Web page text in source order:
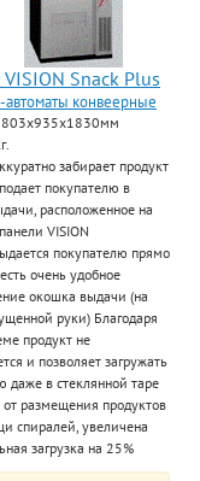
Snack Plus
автоматы конвеерные
803x935x1830мм
забирает продукт
покупателю в
расположенное на
VISION
покупателю прямо
очень удобное
окошка выдачи (на
руки) Благодаря
продукт не
и позволяет загружать
даже в стеклянной таре
размещения продуктов
спиралей, увеличена
загрузка на 25%